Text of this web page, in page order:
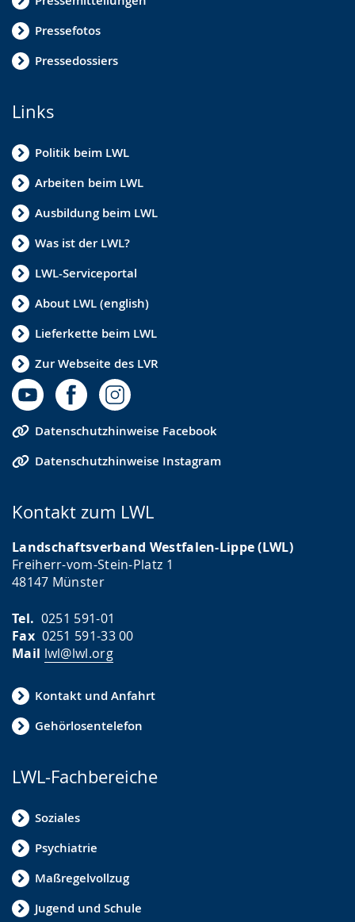
Pressefotos
Pressedossiers
Links
Politik beim LWL
Arbeiten beim LWL
Ausbildung beim LWL
Was ist der LWL?
LWL-Serviceportal
About LWL (english)
Lieferkette beim LWL
Zur Webseite des LVR
Datenschutzhinweise Facebook
Datenschutzhinweise Instagram
Kontakt zum LWL
Landschaftsverband Westfalen-Lippe (LWL)
Freiherr-vom-Stein-Platz 1
48147 Münster
Tel. 0251 591-01
Fax0251 591-33 00
Mail lwl@lwl.org
Kontakt und Anfahrt
Gehörlosentelefon
LWL-Fachbereiche
Soziales
Psychiatrie
Maßregelvollzug
Jugend und Schule